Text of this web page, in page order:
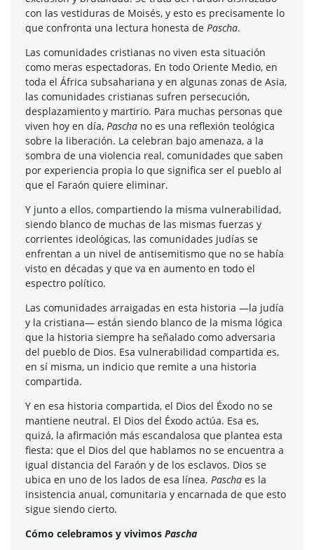
con las vestiduras de Moisés, y esto es precisamente lo
que confronta una lectura honesta de Pascha.
Las comunidades cristianas no viven esta situación
como meras espectadoras. En todo Oriente Medio, en
toda el África subsahariana y en algunas zonas de Asia,
las comunidades cristianas sufren persecución,
desplazamiento y martirio. Para muchas personas que
viven hoy en día, Pascha no es una reflexión teológica
sobre la liberación. La celebran bajo amenaza, a la
sombra de una violencia real, comunidades que saben
por experiencia propia lo que significa ser el pueblo al
que el Faraón quiere eliminar.
Y junto a ellos, compartiendo la misma vulnerabilidad,
siendo blanco de muchas de las mismas fuerzas y
corrientes ideológicas, las comunidades judías se
enfrentan a un nivel de antisemitismo que no se había
visto en décadas y que va en aumento en todo el
espectro político.
Las comunidades arraigadas en esta historia —la judía
y la cristiana— están siendo blanco de la misma lógica
que la historia siempre ha señalado como adversaria
del pueblo de Dios. Esa vulnerabilidad compartida es,
en sí misma, un indicio que remite a una historia
compartida.
Y en esa historia compartida, el Dios del Éxodo no se
mantiene neutral. El Dios del Éxodo actúa. Esa es,
quizá, la afirmación más escandalosa que plantea esta
fiesta: que el Dios del que hablamos no se encuentra a
igual distancia del Faraón y de los esclavos. Dios se
ubica en uno de los lados de esa línea. Pascha es la
insistencia anual, comunitaria y encarnada de que esto
sigue siendo cierto.
Cómo celebramos y vivimos Pascha